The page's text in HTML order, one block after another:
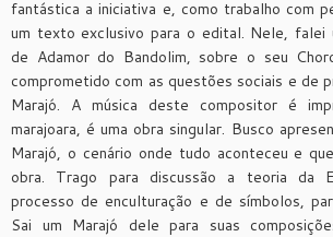
fantástica a iniciativa e, como trabalho com
um texto exclusivo para o edital. Nele, falei
de Adamor do Bandolim, sobre o seu
comprometido com as questões sociais e de
Marajó. A música deste compositor é
marajoara, é uma obra singular. Busco
Marajó, o cenário onde tudo aconteceu e
obra. Trago para discussão a teoria da
processo de enculturação e de símbolos,
Sai um Marajó dele para suas